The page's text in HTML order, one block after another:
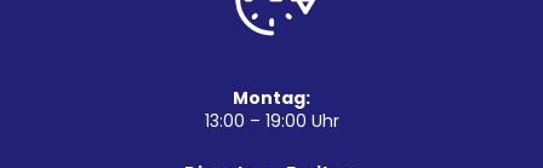
Montag:
13:00 – 19:00 Uhr